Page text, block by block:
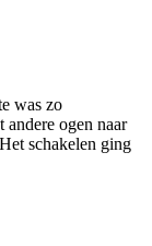
was zo
ogen naar
schakelen ging